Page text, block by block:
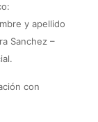
y apellido
Sanchez –
con